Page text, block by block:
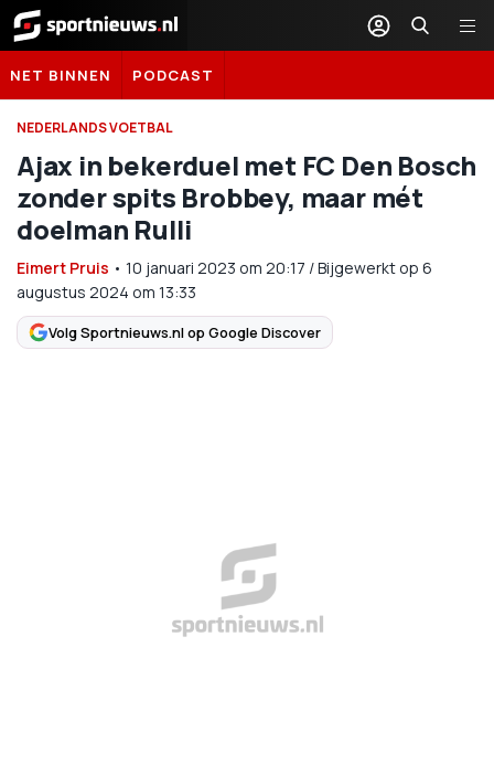
Sportnieuws.nl
NET BINNEN PODCAST
NEDERLANDS VOETBAL
Ajax in bekerduel met FC Den Bosch
zonder spits Brobbey, maar mét
doelman Rulli
Eimert Pruis • 10 januari 2023 om 20:17 /Bijgewerkt op 6
augustus 2024 om 13:33
Volg Sportnieuws.nl op Google Discover